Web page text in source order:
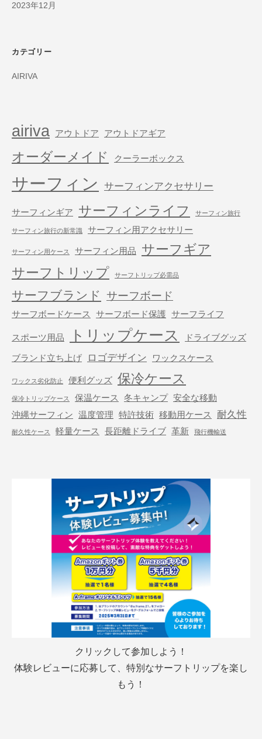
2023年12月
カテゴリー
AIRIVA
airiva アウトドア アウトドアギア
オーダーメイド クーラーボックス
サーフィン サーフィンアクセサリー
サーフィンギア サーフィンライフ サーフィン旅行
サーフィン旅行の新常識 サーフィン用アクセサリー
サーフィン用ケース サーフィン用品
サーフギア
サーフトリップ
サーフトリップ必需品
サーフブランド サーフボード
サーフボードケース サーフボード保護 サーフライフ
スポーツ用品 トリップケース ドライブグッズ
ブランド立ち上げ ロゴデザイン ワックスケース
ワックス劣化防止 便利グッズ 保冷ケース
保冷トリップケース 保温ケース 冬キャンプ 安全な移動
沖縄サーフィン
温度管理 特許技術 移動用ケース 耐久性
耐久性ケース 軽量ケース 長距離ドライブ 革新 飛行機輸送
クリックして参加しよう！
体験レビューに応募して、特別なサーフトリップを楽し
もう！